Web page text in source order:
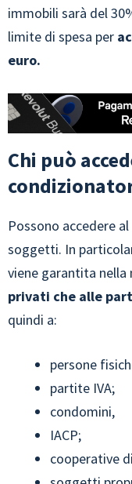
immobili sarà del
limite di spesa per
euro.
Chi può
Possono accedere
soggetti. In
viene garantita
privati che alle
quindi a:
persone
partite IVA;
condomini,
IACP;
cooperative